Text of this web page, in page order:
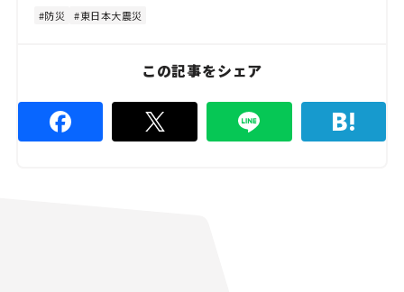
%
防災 東日本大震災
この記事をシェア